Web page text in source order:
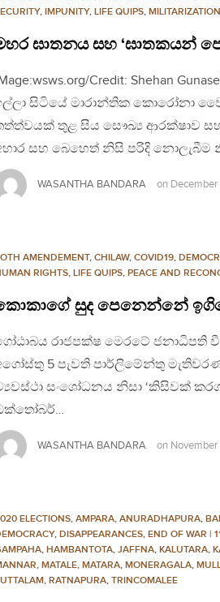
, IMPUNITY, LIFE QUIPS, MILITARIZATION
ඝාතනය සහ ‘ඝාතකයන්
Credit: Shehan
සිටියේ මාරාන්තික කොරෝනා
තුළ සිය සෞඛ්‍ය ආරක්ෂාව
සහ බෙහෙත් නිසි පරිදි
WASANTHA BANDARA on
AMENDEMENT, CHILAW, COVID19,
RIGHTS, LIFE QUIPS, PEACE AND
සුද පෙනෙන්නේ
රාජපක්ෂ මෙරටේ ජනාධිපති
5 පැවති පාර්ලිමේන්තු
සංශෝධනය නිසා ‘කිසිවක්
WASANTHA BANDARA on
ELECTIONS, AMPARA, ANURADHAPURA,
, DISAPPEARANCES, END OF WAR |
, HAMBANTOTA, JAFFNA, KALUTARA,
, MATALE, MATARA, MONERAGALA,
, RATNAPURA, TRINCOMALEE